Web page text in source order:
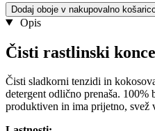
Dodaj oboje v nakupovalno
Opis
Čisti rastlinski
Čisti sladkorni tenzidi in
detergent odlično prenaša.
produktiven in ima prijetno, svež